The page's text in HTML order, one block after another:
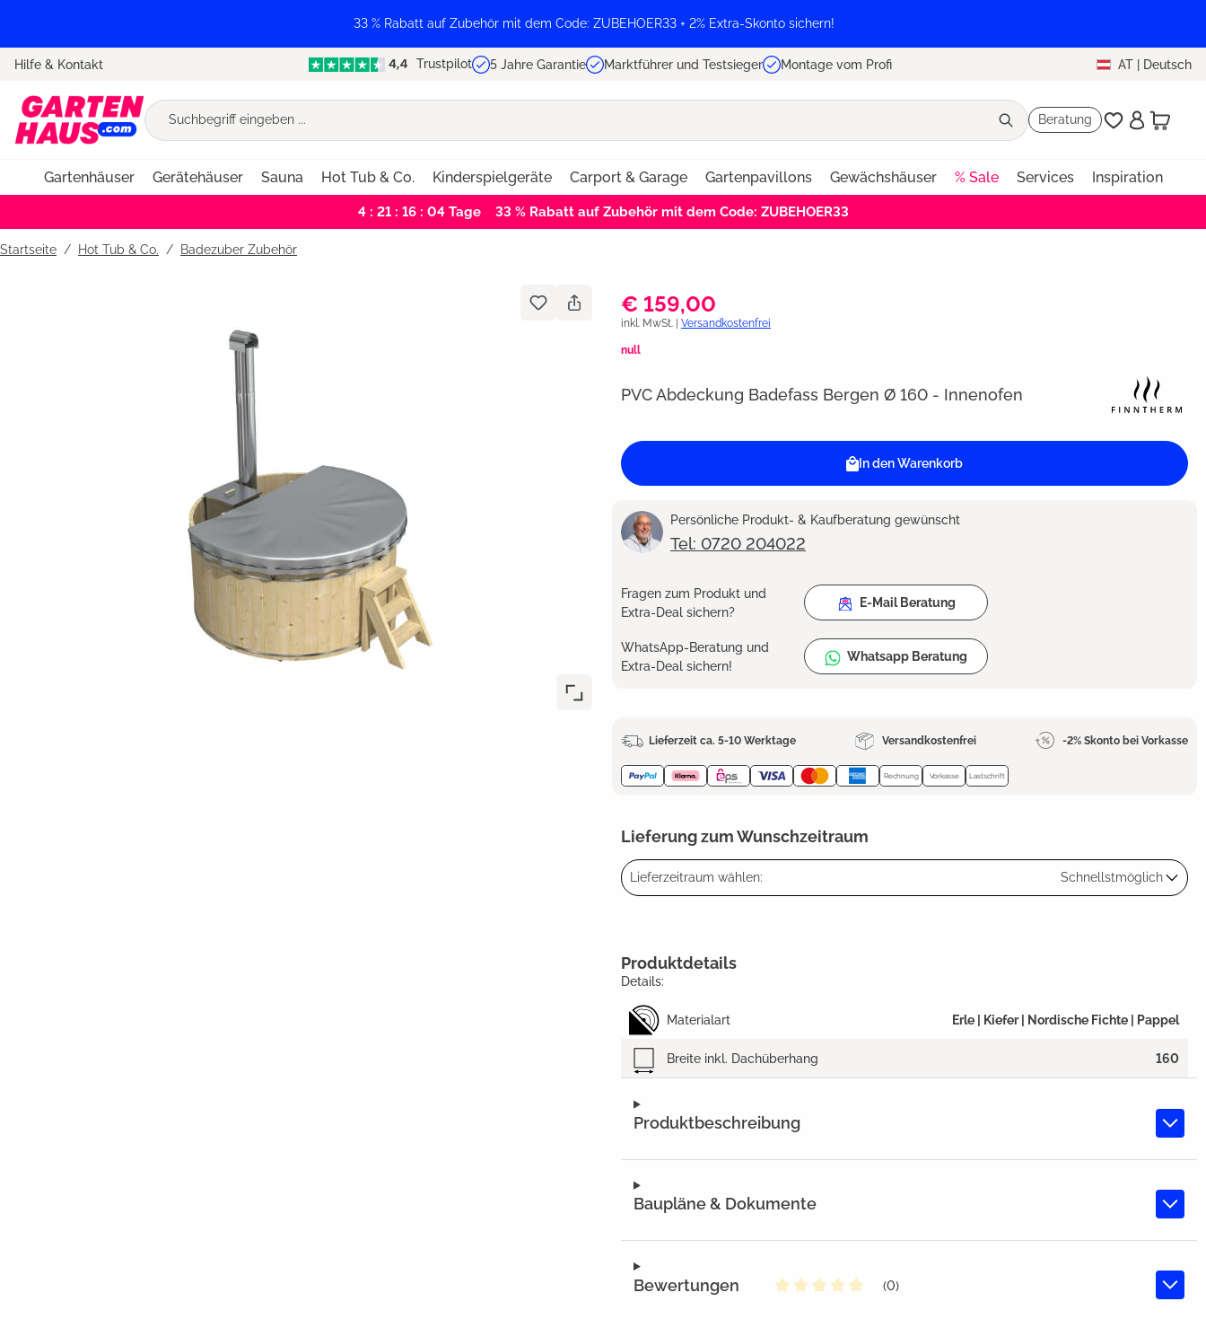
33 % Rabatt auf Zubehör mit dem Code: ZUBEHOER33 + 2% Extra-Skonto sichern!
Hilfe & Kontakt Trustpilot 5 Jahre Garantie Marktführer und Testsieger Montage vom Profi AT | Deutsch
Beratung
Gartenhäuser Gerätehäuser Sauna Hot Tub & Co. Kinderspielgeräte Carport & Garage Gartenpavillons Gewächshäuser % Sale Services Inspiration
4 : 21 : 16 : 04Tage 33 % Rabatt auf Zubehör mit dem Code: ZUBEHOER33
Startseite Hot Tub & Co. / Badezuber Zubehör
€ 159,00
inkl. MwSt. | Versandkostenfrei
null
PVC Abdeckung Badefass Bergen Ø 160 - Innenofen
In den Warenkorb
Persönliche Produkt- & Kaufberatung gewünscht
Tel: 0720 204022
Fragen zum Produkt und
Extra-Deal sichern?
E-Mail Beratung
WhatsApp-Beratung und
Extra-Deal sichern!
Whatsapp Beratung
Lieferzeit ca. 5-10 Werktage Versandkostenfrei -2% Skonto bei Vorkasse
Rechnung Vorkasse Lastschrift
Lieferung zum Wunschzeitraum
Lieferzeitraum wählen: Schnellstmöglich
Produktbeschreibung
Baupläne & Dokumente
Bewertungen
(0)
Produktdetails
Details:
Materialart Erle | Kiefer | Nordische Fichte | Pappel
Breite inkl. Dachüberhang 160